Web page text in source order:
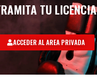
TU LICENCIA
ACCEDER AL AREA PRIVADA